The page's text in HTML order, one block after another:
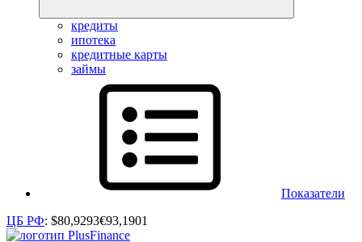
кредиты
ипотека
кредитные карты
займы
Показатели
ЦБ РФ: $80,9293€93,1901